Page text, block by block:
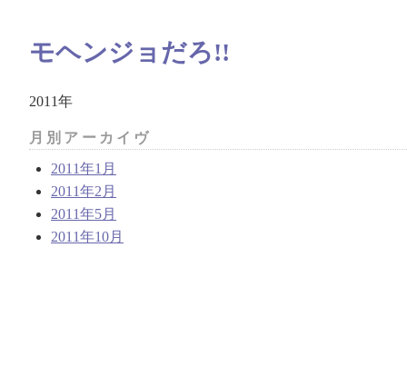
モヘンジョだろ!!
2011年
月別アーカイヴ
2011年1月
2011年2月
2011年5月
2011年10月